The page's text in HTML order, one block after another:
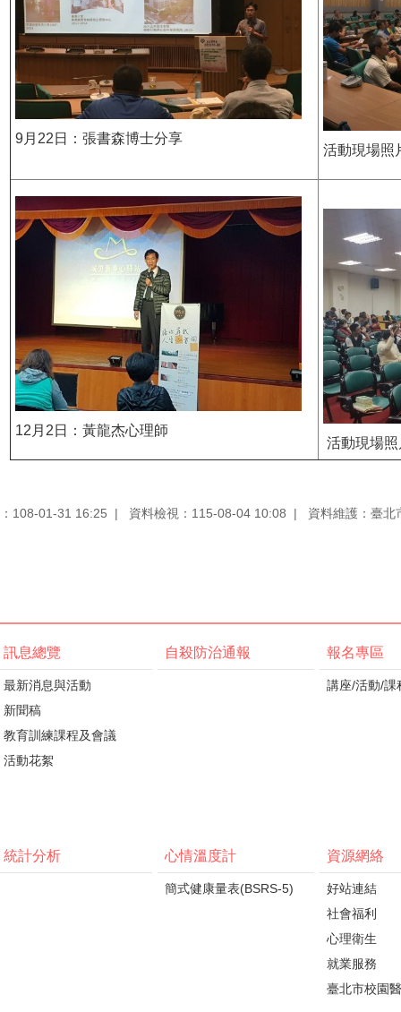
9月22日：張書森博士分享
活動現場照
12月2日：黃龍杰心理師
活動現場照
108-01-31 16:25 資料檢視：115-08-04 10:08 資料維護：臺北
訊息總覽
最新消息與活動
新聞稿
教育訓練課程及會議
活動花絮
自殺防治通報 報名專區
講座/活動/課
統計分析 心情溫度計
簡式健康量表(BSRS-5)
資源網絡
好站連結
社會福利
心理衛生
就業服務
臺北市校園